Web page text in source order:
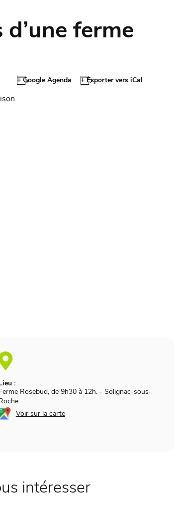
ferme
+ Google Agenda + Exporter vers iCal
:
Rosebud, de 9h30 à 12h. - Solignac-sous-
Voir sur la carte
intéresser